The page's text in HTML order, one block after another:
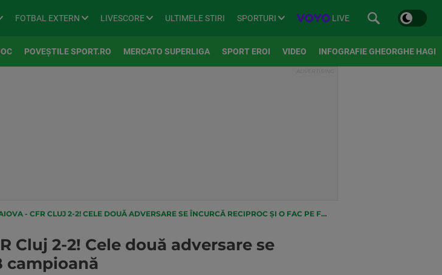
FOTBAL EXTERN LIVESCORE ULTIMELE STIRI SPORTURI LIVE
POVEȘTILE SPORT.RO MERCATO SUPERLIGA SPORT EROI VIDEO INFOGRAFIE GHEORGHE HAGI
- CFR CLUJ 2-2! CELE DOUĂ ADVERSARE SE ÎNCURCĂ RECIPROC ȘI O FAC PE FCSB CAMPIOANĂ
Cluj 2-2! Cele două adversare se
campioană